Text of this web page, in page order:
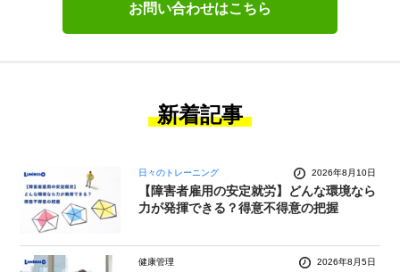
お問い合わせはこちら
新着記事
日々のトレーニング 2026年8月10日
【障害者雇用の安定就労】どんな環境なら
力が発揮できる？得意不得意の把握
健康管理 2026年8月5日